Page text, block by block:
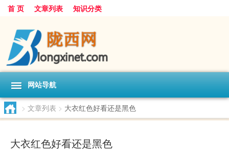
首 页 文章列表 知识分类
网站导航
> 文章列表 > 大衣红色好看还是黑色
大衣红色好看还是黑色